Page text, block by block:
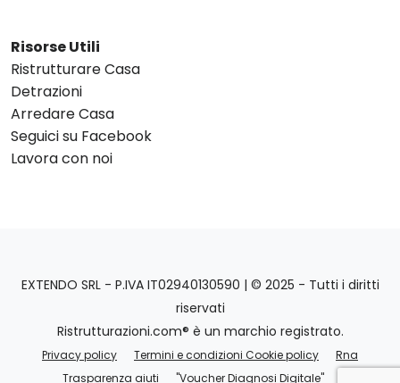
Risorse Utili
Ristrutturare Casa
Detrazioni
Arredare Casa
Seguici su Facebook
Lavora con noi
EXTENDO SRL - P.IVA IT02940130590 | © 2025 - Tutti i diritti
riservati
Ristrutturazioni.com® è un marchio registrato.
Privacy policy Termini e condizioni Cookie policy
Rna
Trasparenza aiuti
"Voucher Diagnosi Digitale"